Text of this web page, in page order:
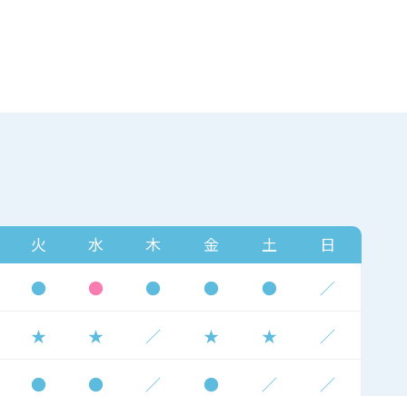
火 水 木 金 土 日
● ● ● ● ● ／
★ ★ ／ ★ ★ ／
● ● ／ ● ／ ／